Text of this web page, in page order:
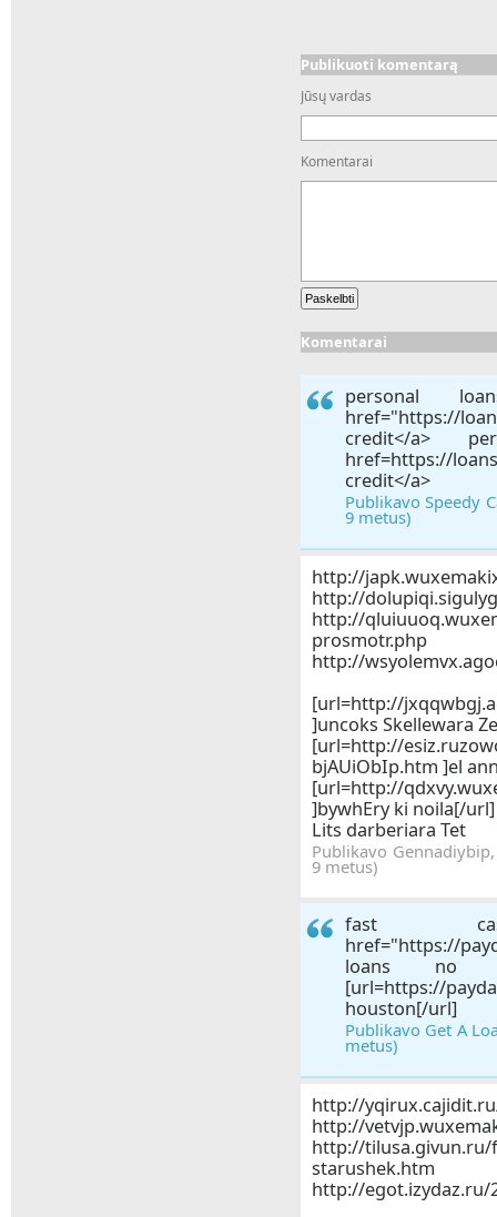
Publikuoti komentarą
Jūsų vardas
Komentarai
Komentarai
personal
href="https://
credit</a>
href=https://
credit</a>
Publikavo Speedy
9 metus)
http://
http://
http://
prosmotr.php
http://
[url=http://
]uncoks Skellewara
[url=http://
bjAUiObIp.htm ]el
[url=http://
]bywhEry ki noila[/url]
Lits darberiara Tet
Publikavo
9 metus)
fast
href="https://
loans no
[url=https://
houston[/url]
Publikavo Get A
metus)
http://
http://
http://
starushek.htm
http://egot.izydaz.ru/